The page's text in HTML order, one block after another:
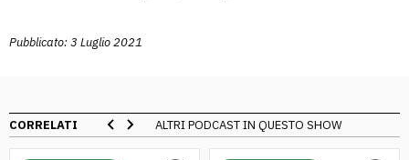
Pubblicato: 3 Luglio 2021
CORRELATI ALTRI PODCAST IN QUESTO SHOW